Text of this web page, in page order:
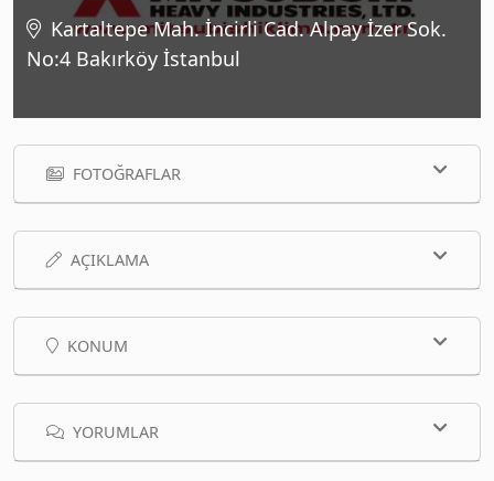
Kartaltepe Mah. İncirli Cad. Alpay İzer Sok.
No:4 Bakırköy İstanbul
FOTOĞRAFLAR
AÇIKLAMA
KONUM
YORUMLAR